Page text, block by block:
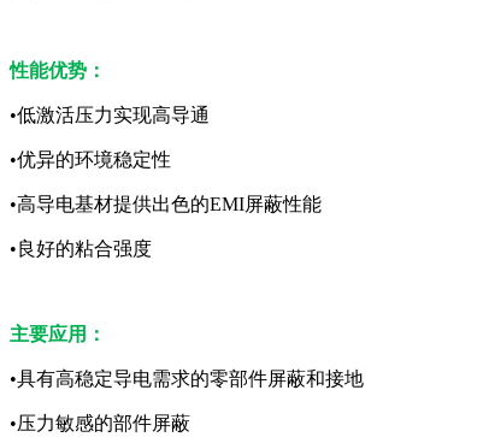
性能优势：
•低激活压力实现高导通
•优异的环境稳定性
•高导电基材提供出色的EMI屏蔽性能
•良好的粘合强度
主要应用：
•具有高稳定导电需求的零部件屏蔽和接地
•压力敏感的部件屏蔽